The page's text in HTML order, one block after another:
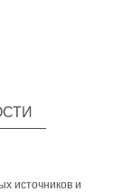
источников и